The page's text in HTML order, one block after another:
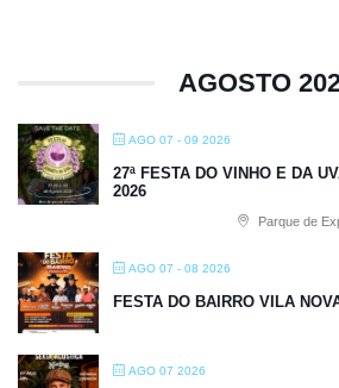
AGOSTO
AGO 07 - 09 2026
27ª FESTA DO VINHO E DA
2026
Parque de
AGO 07 - 08 2026
FESTA DO BAIRRO VILA
AGO 07 2026